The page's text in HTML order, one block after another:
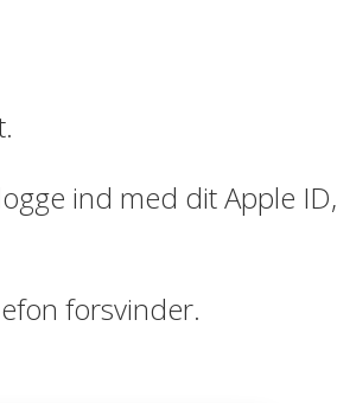
ind med dit Apple ID,
forsvinder.